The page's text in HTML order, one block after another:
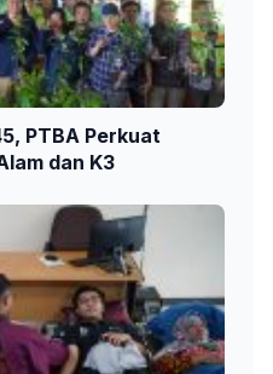
PTBA Perkuat
dan K3